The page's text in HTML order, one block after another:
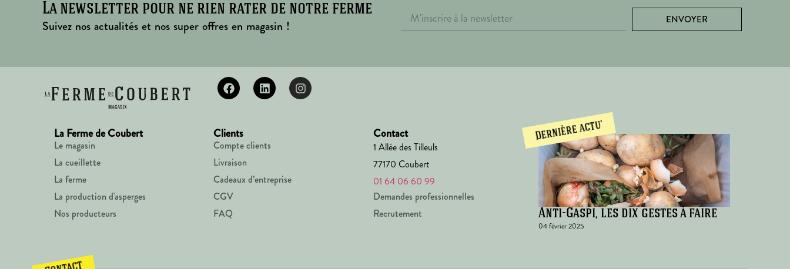
La newsletter pour ne rien rater de notre ferme
Suivez nos actualités et nos super offres en magasin !
ENVOYER
La Ferme de Coubert
Le magasin
La cueillette
La ferme
La production d'asperges
Nos producteurs
Clients
Compte clients
Livraison
Cadeaux d’entreprise
CGV
FAQ
Contact
1 Allée des Tilleuls
77170 Coubert
01 64 06 60 99
Demandes professionnelles
Recrutement
Anti-Gaspi, les dix gestes à faire
04 février 2025
Dernière actu'